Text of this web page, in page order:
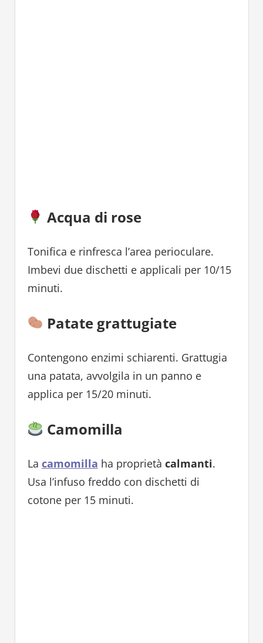
Acqua di rose
Tonifica e rinfresca l’area perioculare.
Imbevi due dischetti e applicali per 10/15
minuti.
Patate grattugiate
Contengono enzimi schiarenti. Grattugia
una patata, avvolgila in un panno e
applica per 15/20 minuti.
Camomilla
La camomilla ha proprietà calmanti.
Usa l’infuso freddo con dischetti di
cotone per 15 minuti.